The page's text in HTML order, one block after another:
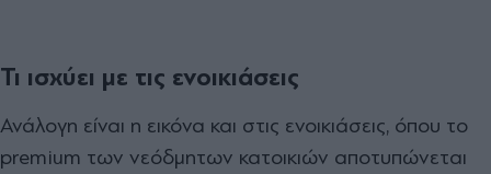
Τι ισχύει με τις ενοικιάσεις
Ανάλογη είναι η εικόνα και στις ενοικιάσεις, όπου το
premium των νεόδμητων κατοικιών αποτυπώνεται